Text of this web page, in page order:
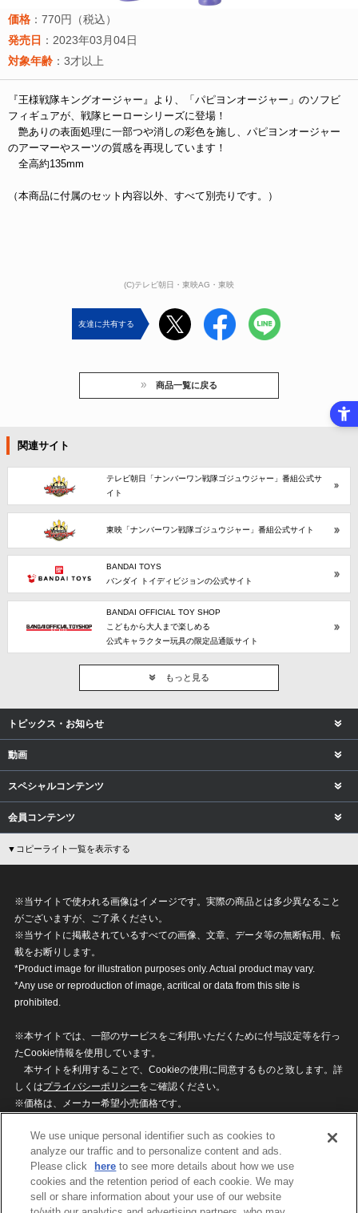
価格 ：770円（税込）
発売日 ：2023年03月04日
対象年齢 ：3才以上
『王様戦隊キングオージャー』より、「パピヨンオージャー」のソフビ
フィギュアが、戦隊ヒーローシリーズに登場！
艶ありの表面処理に一部つや消しの彩色を施し、パピヨンオージャー
のアーマーやスーツの質感を再現しています！
全高約135mm
（本商品に付属のセット内容以外、すべて別売りです。）
(C)テレビ朝日・東映AG・東映
友達に共有する
商品一覧に戻る
関連サイト
テレビ朝日「ナンバーワン戦隊ゴジュウジャー」番組公式サ
イト
東映「ナンバーワン戦隊ゴジュウジャー」番組公式サイト
BANDAI TOYS
バンダイ トイディビジョンの公式サイト
BANDAI OFFICIAL TOY SHOP
こどもから大人まで楽しめる
公式キャラクター玩具の限定品通販サイト
もっと見る
トピックス・お知らせ
動画
スペシャルコンテンツ
会員コンテンツ
▼コピーライト一覧を表示する
※当サイトで使われる画像はイメージです。実際の商品とは多少異なること
がございますが、ご了承ください。
※当サイトに掲載されているすべての画像、文章、データ等の無断転用、転
載をお断りします。
*Product image for illustration purposes only. Actual product may vary.
*Any use or reproduction of image, acritical or data from this site is
prohibited.
※本サイトでは、一部のサービスをご利用いただくために付与設定等を行っ
たCookie情報を使用しています。
本サイトを利用することで、Cookieの使用に同意するものと致します。詳
しくはプライバシーポリシーをご確認ください。
※価格は、メーカー希望小売価格です。
ざいますのでご了承ください。
privacypolicy
Do Not Sell or Share My
Personal Information
We use unique personal identifier such as cookies to
analyze our traffic and to personalize content and ads.
Please click
here to see more details about how we use
cookies and the retention period of each cookie. We may
sell or share information about your use of our website